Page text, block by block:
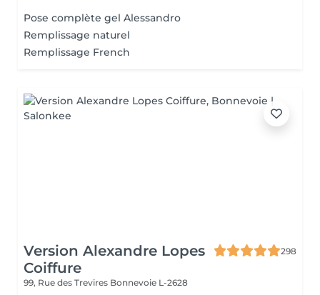
Pose complète gel Alessandro
Remplissage naturel
Remplissage French
Version Alexandre Lopes
Coiffure
298
99, Rue des Trevires Bonnevoie L-2628